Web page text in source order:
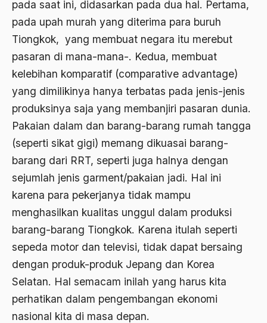
pada saat ini, didasarkan pada dua hal. Pertama,
pada upah murah yang diterima para buruh
Tiongkok, yang membuat negara itu merebut
pasaran di mana-mana-. Kedua, membuat
kelebihan komparatif (comparative advantage)
yang dimilikinya hanya terbatas pada jenis-jenis
produksinya saja yang membanjiri pasaran dunia.
Pakaian dalam dan barang-barang rumah tangga
(seperti sikat gigi) memang dikuasai barang-
barang dari RRT, seperti juga halnya dengan
sejumlah jenis garment/pakaian jadi. Hal ini
karena para pekerjanya tidak mampu
menghasilkan kualitas unggul dalam produksi
barang-barang Tiongkok. Karena itulah seperti
sepeda motor dan televisi, tidak dapat bersaing
dengan produk-produk Jepang dan Korea
Selatan. Hal semacam inilah yang harus kita
perhatikan dalam pengembangan ekonomi
nasional kita di masa depan.
Ansor
Antara Keyakinan dan Keuletan
Antarumat Beragama
Anti Kekerasan
Anti Klimak
Anti-Kekerasan
António de Oliveira Salazar
Antonio Gramsci
Antony Van Leeuwenhoek
antropologi
antroposentrisme
Anwar Ibrahim
Anwar Sadat